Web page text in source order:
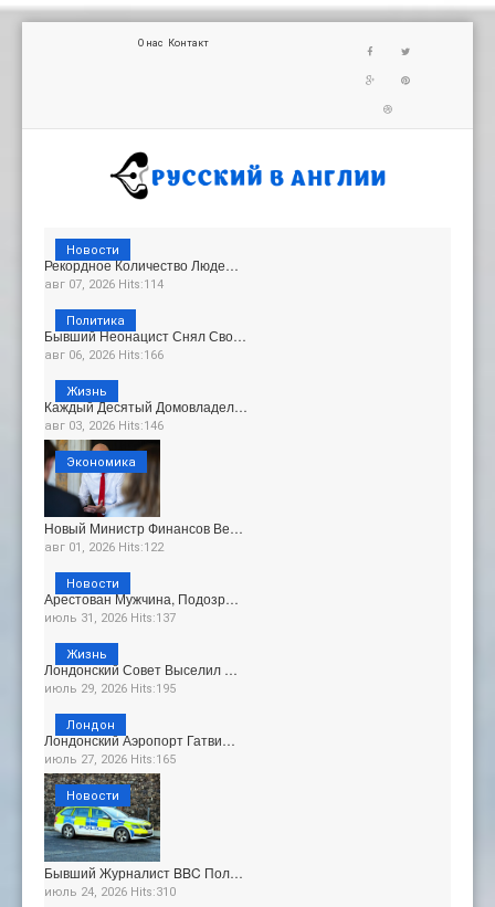
О нас Контакт
Рекордное Количество Люде…
авг 07, 2026 Hits:114
Новости
Бывший Неонацист Снял Сво…
авг 06, 2026 Hits:166
Политика
Каждый Десятый Домовладел…
авг 03, 2026 Hits:146
Жизнь
Новый Министр Финансов Ве…
авг 01, 2026 Hits:122
Экономика
Арестован Мужчина, Подозр…
июль 31, 2026 Hits:137
Новости
Лондонский Совет Выселил …
июль 29, 2026 Hits:195
Жизнь
Лондонский Аэропорт Гатви…
июль 27, 2026 Hits:165
Лондон
Бывший Журналист BBC Пол…
июль 24, 2026 Hits:310
Новости